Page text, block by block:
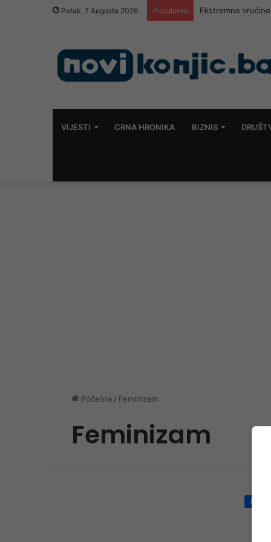
Petak, 7 Augusta 2026 Popularno Ekstremne
VIJESTI CRNA HRONIKA BIZNIS
Početna / Feminizam
Feminizam